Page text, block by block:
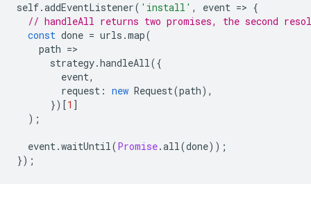
self.addEventListener( 'install' , event => {
// handleAll returns two promises, the second
const done = urls .map(
path =
strategy.handleAll({
event,
request : new Request(path),
})[1 ]
);
event.waitUntil(Promise.all(done));
});